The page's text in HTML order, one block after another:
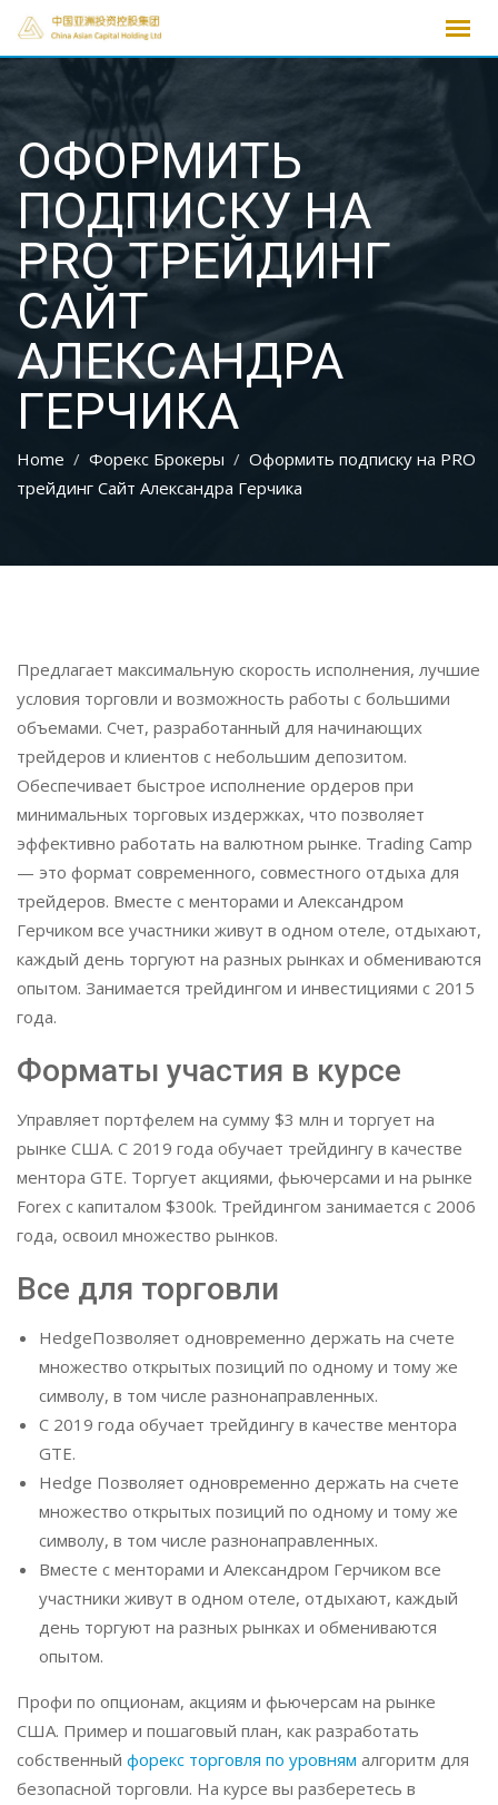
Skip
ОФОРМИТЬ
ПОДПИСКУ НА
PRO ТРЕЙДИНГ
САЙТ
АЛЕКСАНДРА
ГЕРЧИКА
Home Форекс Брокеры
Оформить подписку на PRO
трейдинг Сайт Александра Герчика
Предлагает максимальную скорость исполнения, лучшие
условия торговли и возможность работы с большими
объемами. Счет, разработанный для начинающих
трейдеров и клиентов с небольшим депозитом.
Обеспечивает быстрое исполнение ордеров при
минимальных торговых издержках, что позволяет
эффективно работать на валютном рынке. Trading Camp
— это формат современного, совместного отдыха для
трейдеров. Вместе с менторами и Александром
Герчиком все участники живут в одном отеле, отдыхают,
каждый день торгуют на разных рынках и обмениваются
опытом. Занимается трейдингом и инвестициями с 2015
года.
Форматы участия в курсе
Управляет портфелем на сумму $3 млн и торгует на
рынке США. С 2019 года обучает трейдингу в качестве
ментора GTE. Торгует акциями, фьючерсами и на рынке
Forex с капиталом $300k. Трейдингом занимается с 2006
года, освоил множество рынков.
Все для торговли
HedgeПозволяет одновременно держать на счете
множество открытых позиций по одному и тому же
символу, в том числе разнонаправленных.
С 2019 года обучает трейдингу в качестве ментора
GTE.
Hedge Позволяет одновременно держать на счете
множество открытых позиций по одному и тому же
символу, в том числе разнонаправленных.
Вместе с менторами и Александром Герчиком все
участники живут в одном отеле, отдыхают, каждый
день торгуют на разных рынках и обмениваются
опытом.
Профи по опционам, акциям и фьючерсам на рынке
США. Пример и пошаговый план, как разработать
собственный форекс торговля по уровням алгоритм для
безопасной торговли. На курсе вы разберетесь в